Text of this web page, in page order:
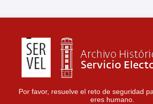
Por favor, resuelve el reto de seguridad
eres humano.